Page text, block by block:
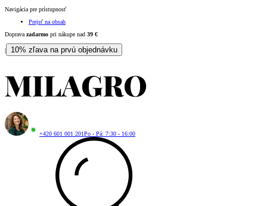
Navigácia pre prístupnosť
Prejsť na obsah
Doprava zadarmo pri nákupe nad 39 €
| 10% zľava na prvú objednávku
+420 601 001 201Po - Pá: 7:30 - 16:00